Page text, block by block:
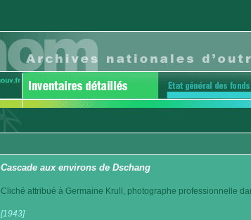
Cascade aux environs de Dschang
Cliché attribué à Germaine Krull, photographe professionnelle
[1943]